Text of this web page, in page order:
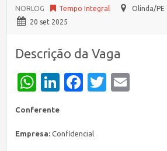
NORLOG Tempo Integral
Olinda/PE
20 set 2025
Descrição da Vaga
WhatsApp
LinkedIn
Facebook
Twitter
Conferente
Empresa: Confidencial